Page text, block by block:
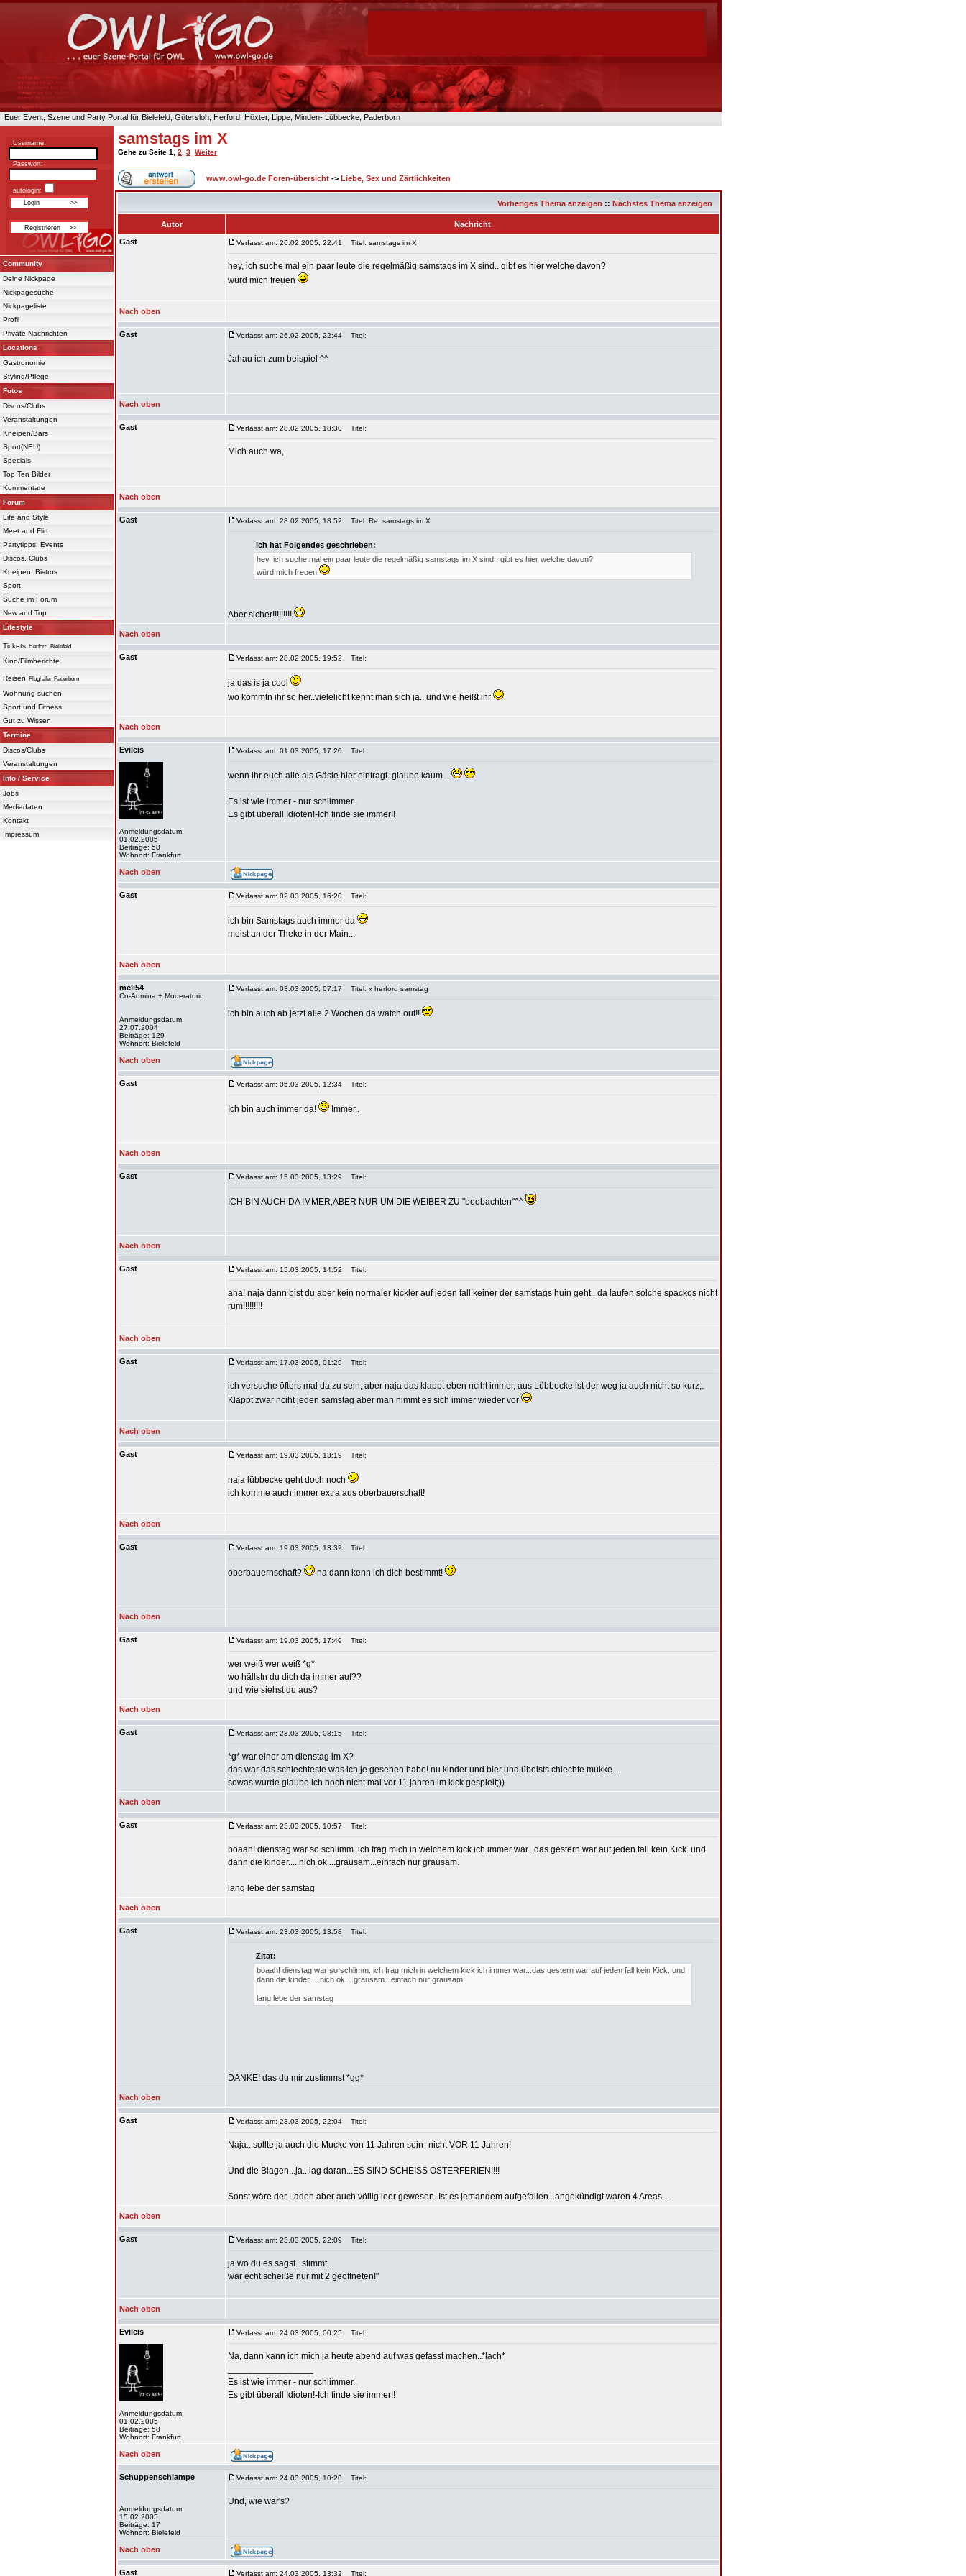
Euer Event, Szene und Party Portal für Bielefeld, Gütersloh, Herford, Höxter, Lippe, Minden- Lübbecke, Paderborn
Username:
Passwort:
autologin:
Community
Deine Nickpage
Nickpagesuche
Nickpageliste
Profil
Private Nachrichten
Locations
Gastronomie
Styling/Pflege
Fotos
Discos/Clubs
Veranstaltungen
Kneipen/Bars
Sport(NEU)
Specials
Top Ten Bilder
Kommentare
Forum
Life and Style
Meet and Flirt
Partytipps, Events
Discos, Clubs
Kneipen, Bistros
Sport
Suche im Forum
New and Top
Lifestyle
Tickets Herford Bielefeld
Kino/Filmberichte
Reisen Flughafen Paderborn
Wohnung suchen
Sport und Fitness
Gut zu Wissen
Termine
Discos/Clubs
Veranstaltungen
Info / Service
Jobs
Mediadaten
Kontakt
Impressum
samstags im X
Gehe zu Seite 1 2 3 Weiter
www.owl-go.de Foren-übersicht -> Liebe, Sex und Zärtlichkeiten
Vorheriges Thema anzeigen :: Nächstes Thema anzeigen
Autor
Nachricht
Gast
Verfasst am: 26.02.2005, 22:41 Titel: samstags im X
hey, ich suche mal ein paar leute die regelmäßig samstags im X sind.. gibt es hier welche davon?
würd mich freuen
Nach oben
Gast Verfasst am: 26.02.2005, 22:44 Titel:
Jahau ich zum beispiel ^^
Nach oben
Gast Verfasst am: 28.02.2005, 18:30 Titel:
Mich auch wa,
Nach oben
Gast Verfasst am: 28.02.2005, 18:52 Titel: Re: samstags im X
ich hat Folgendes geschrieben:
hey, ich suche mal ein paar leute die regelmäßig samstags im X sind.. gibt es hier welche davon?
würd mich freuen
Aber sicher!!!!!!!!!
Nach oben
Gast Verfasst am: 28.02.2005, 19:52 Titel:
ja das is ja cool
wo kommtn ihr so her..vielelicht kennt man sich ja.. und wie heißt ihr
Nach oben
Evileis
Anmeldungsdatum:
01.02.2005
Beiträge: 58
Wohnort: Frankfurt
Verfasst am: 01.03.2005, 17:20 Titel:
wenn ihr euch alle als Gäste hier eintragt..glaube kaum...
Es ist wie immer - nur schlimmer..
Es gibt überall Idioten!-Ich finde sie immer!!
Nach oben
Gast Verfasst am: 02.03.2005, 16:20 Titel:
ich bin Samstags auch immer da
meist an der Theke in der Main...
Nach oben
meli54
Co-Admina + Moderatorin
Anmeldungsdatum:
27.07.2004
Beiträge: 129
Wohnort: Bielefeld
Verfasst am: 03.03.2005, 07:17 Titel: x herford samstag
ich bin auch ab jetzt alle 2 Wochen da watch out!!
Nach oben
Gast Verfasst am: 05.03.2005, 12:34 Titel:
Ich bin auch immer da! Immer..
Nach oben
Gast Verfasst am: 15.03.2005, 13:29 Titel:
ICH BIN AUCH DA IMMER;ABER NUR UM DIE WEIBER ZU "beobachten"^^
Nach oben
Gast Verfasst am: 15.03.2005, 14:52 Titel:
aha! naja dann bist du aber kein normaler kickler auf jeden fall keiner der samstags huin geht.. da laufen solche spackos nicht
rum!!!!!!!!!
Nach oben
Gast Verfasst am: 17.03.2005, 01:29 Titel:
ich versuche öfters mal da zu sein, aber naja das klappt eben nciht immer, aus Lübbecke ist der weg ja auch nicht so kurz,.
Klappt zwar nciht jeden samstag aber man nimmt es sich immer wieder vor
Nach oben
Gast Verfasst am: 19.03.2005, 13:19 Titel:
naja lübbecke geht doch noch
ich komme auch immer extra aus oberbauerschaft!
Nach oben
Gast Verfasst am: 19.03.2005, 13:32 Titel:
oberbauernschaft? na dann kenn ich dich bestimmt!
Nach oben
Gast Verfasst am: 19.03.2005, 17:49 Titel:
wer weiß wer weiß *g*
wo hällstn du dich da immer auf??
und wie siehst du aus?
Nach oben
Gast Verfasst am: 23.03.2005, 08:15 Titel:
*g* war einer am dienstag im X?
das war das schlechteste was ich je gesehen habe! nu kinder und bier und übelsts chlechte mukke...
sowas wurde glaube ich noch nicht mal vor 11 jahren im kick gespielt;))
Nach oben
Gast Verfasst am: 23.03.2005, 10:57 Titel:
boaah! dienstag war so schlimm. ich frag mich in welchem kick ich immer war...das gestern war auf jeden fall kein Kick. und
dann die kinder.....nich ok....grausam...einfach nur grausam.
lang lebe der samstag
Nach oben
Gast Verfasst am: 23.03.2005, 13:58 Titel:
Zitat:
boaah! dienstag war so schlimm. ich frag mich in welchem kick ich immer war...das gestern war auf jeden fall kein Kick. und
dann die kinder.....nich ok....grausam...einfach nur grausam.
lang lebe der samstag
DANKE! das du mir zustimmst *gg*
Nach oben
Gast Verfasst am: 23.03.2005, 22:04 Titel:
Naja...sollte ja auch die Mucke von 11 Jahren sein- nicht VOR 11 Jahren!
Und die Blagen...ja...lag daran...ES SIND SCHEISS OSTERFERIEN!!!!
Sonst wäre der Laden aber auch völlig leer gewesen. Ist es jemandem aufgefallen...angekündigt waren 4 Areas...
Nach oben
Gast Verfasst am: 23.03.2005, 22:09 Titel:
ja wo du es sagst.. stimmt...
war echt scheiße nur mit 2 geöffneten!"
Nach oben
Evileis
Anmeldungsdatum:
01.02.2005
Beiträge: 58
Wohnort: Frankfurt
Verfasst am: 24.03.2005, 00:25 Titel:
Na, dann kann ich mich ja heute abend auf was gefasst machen..*lach*
Es ist wie immer - nur schlimmer..
Es gibt überall Idioten!-Ich finde sie immer!!
Nach oben
Schuppenschlampe
Anmeldungsdatum:
15.02.2005
Beiträge: 17
Wohnort: Bielefeld
Verfasst am: 24.03.2005, 10:20 Titel:
Und, wie war's?
Nach oben
Gast Verfasst am: 24.03.2005, 13:32 Titel: